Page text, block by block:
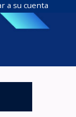
a su cuenta